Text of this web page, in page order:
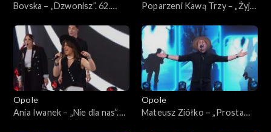
Bovska – „Dzwonisz”. 62.
Poparzeni Kawą Trzy – „Żyje
„Premiery”
Opole
Ania Iwanek – „Nie dla nas”.
Opole
Mateusz Ziółko – „Prosta